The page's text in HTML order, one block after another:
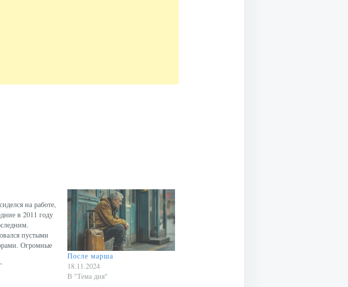
на работе,
в 2011 году
пустыми
Огромные
всегда кажутся
После марша
18.11.2024
В "Тема дня"